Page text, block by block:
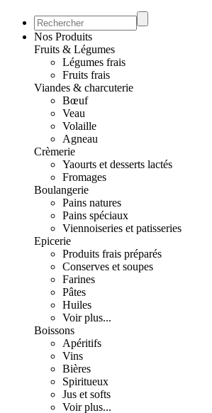
Nos Produits
Fruits & Légumes
Légumes frais
Fruits frais
Viandes & charcuterie
Bœuf
Veau
Volaille
Agneau
Crèmerie
Yaourts et desserts lactés
Fromages
Boulangerie
Pains natures
Pains spéciaux
Viennoiseries et patisseries
Epicerie
Produits frais préparés
Conserves et soupes
Farines
Pâtes
Huiles
Voir plus...
Boissons
Apéritifs
Vins
Bières
Spiritueux
Jus et softs
Voir plus...